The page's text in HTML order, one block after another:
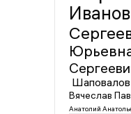
Вячеслав
Анатолий